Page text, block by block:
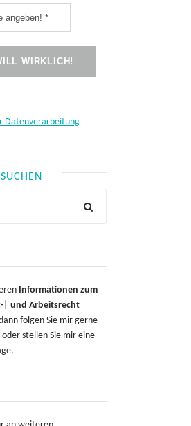
Datenverarbeitung
Informationen zum
| und Arbeitsrecht
folgen Sie mir gerne
oder stellen Sie mir eine